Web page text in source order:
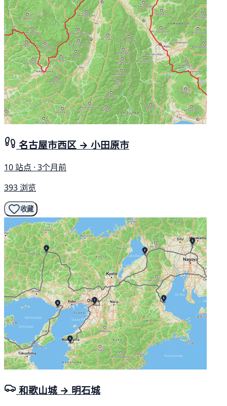
名古屋市西区 → 小田原市
10 站点 · 3个月前
393 浏览
收藏
和歌山城 → 明石城